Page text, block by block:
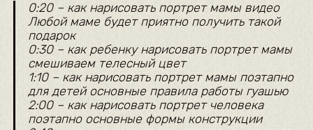
0:20 – как нарисовать портрет мамы видео
Любой маме будет приятно получить такой
подарок
0:30 – как ребенку нарисовать портрет мамы
смешиваем телесный цвет
1:10 – как нарисовать портрет мамы поэтапно
для детей основные правила работы гуашью
2:00 – как нарисовать портрет человека
поэтапно основные формы конструкции